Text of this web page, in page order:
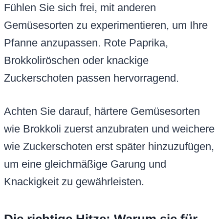
Fühlen Sie sich frei, mit anderen
Gemüsesorten zu experimentieren, um Ihre
Pfanne anzupassen. Rote Paprika,
Brokkoliröschen oder knackige
Zuckerschoten passen hervorragend.
Achten Sie darauf, härtere Gemüsesorten
wie Brokkoli zuerst anzubraten und weichere
wie Zuckerschoten erst später hinzuzufügen,
um eine gleichmäßige Garung und
Knackigkeit zu gewährleisten.